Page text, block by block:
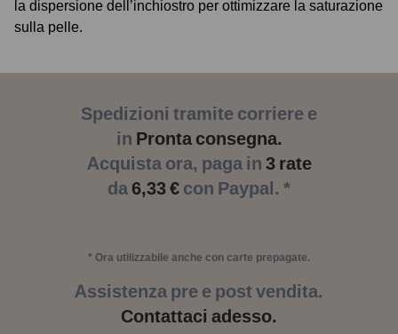
la dispersione dell’inchiostro per ottimizzare la saturazione
sulla pelle.
Spedizioni tramite corriere e
in Pronta consegna.
Acquista ora, paga in 3 rate
da6,33 € con Paypal. *
* Ora utilizzabile anche con carte prepagate.
Assistenza pre e post vendita.
Contattaci adesso.